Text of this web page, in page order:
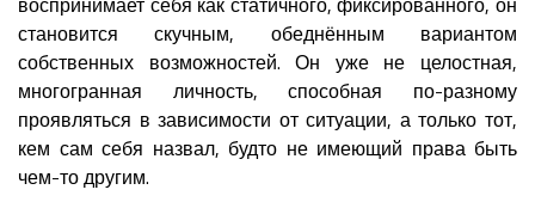
становится скучным, обеднённым вариантом
собственных возможностей. Он уже не целостная,
многогранная личность, способная по-разному
проявляться в зависимости от ситуации, а только тот,
кем сам себя назвал, будто не имеющий права быть
чем-то другим.